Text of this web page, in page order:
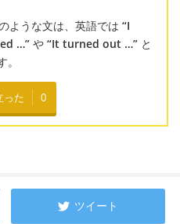
ような文は、英語では “I
…” や “It turned out …” と
った 0
ツイート